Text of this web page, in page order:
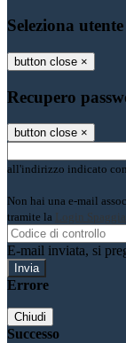
Seleziona utente
button close ×
Recupero
button close ×
all'indirizzo indicato
Non hai una e-mail
tramite la Login
E-mail inviata, si
Errore
Chiudi
Successo